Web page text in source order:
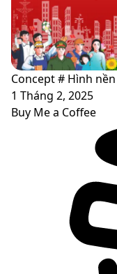
Concept # Hình
1 Tháng 2, 2025
Buy Me a Coffee